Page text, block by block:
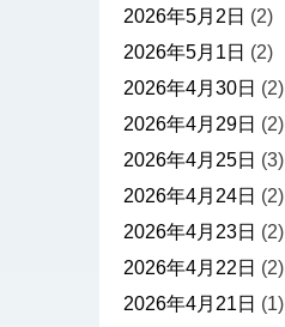
2026年5月2日 (2)
2026年5月1日 (2)
2026年4月30日 (2)
2026年4月29日 (2)
2026年4月25日 (3)
2026年4月24日 (2)
2026年4月23日 (2)
2026年4月22日 (2)
2026年4月21日 (1)